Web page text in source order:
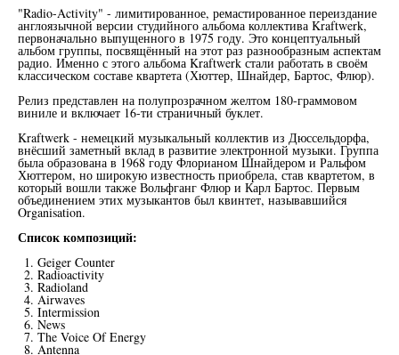
"Radio-Activity" - лимитированное, ремастированное переиздание
англоязычной версии студийного альбома коллектива Kraftwerk,
первоначально выпущенного в 1975 году. Это концептуальный
альбом группы, посвящённый на этот раз разнообразным аспектам
радио. Именно с этого альбома Kraftwerk стали работать в своём
классическом составе квартета (Хюттер, Шнайдер, Бартос, Флюр).
Релиз представлен на полупрозрачном желтом 180-граммовом
виниле и включает 16-ти страничный буклет.
Kraftwerk - немецкий музыкальный коллектив из Дюссельдорфа,
внёсший заметный вклад в развитие электронной музыки. Группа
была образована в 1968 году Флорианом Шнайдером и Ральфом
Хюттером, но широкую известность приобрела, став квартетом, в
который вошли также Вольфганг Флюр и Карл Бартос. Первым
объединением этих музыкантов был квинтет, называвшийся
Organisation.
Список композиций:
Geiger Counter
Radioactivity
Radioland
Airwaves
Intermission
News
The Voice Of Energy
Antenna